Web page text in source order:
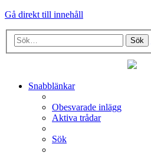
Gå direkt till innehåll
Sök
Snabblänkar
Obesvarade inlägg
Aktiva trådar
Sök